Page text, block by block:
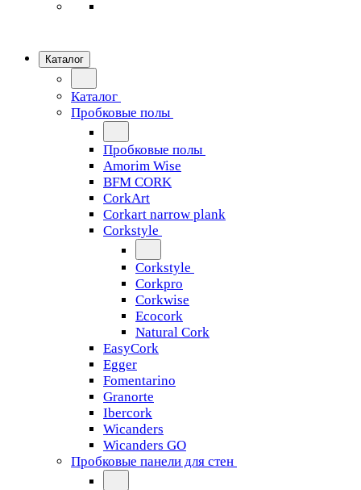
Каталог
Каталог
Пробковые полы
Пробковые полы
Amorim Wise
BFM CORK
CorkArt
Corkart narrow plank
Corkstyle
Corkstyle
Corkpro
Corkwise
Ecocork
Natural Cork
EasyCork
Egger
Fomentarino
Granorte
Ibercork
Wicanders
Wicanders GO
Пробковые панели для стен